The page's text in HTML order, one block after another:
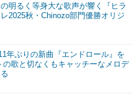
明るく等身大な歌声が響く『ヒラ
2025秋・Chinozo部門優勝オリジ
年ぶりの新曲『エンドロール』を
の歌と切なくもキャッチーなメロデ